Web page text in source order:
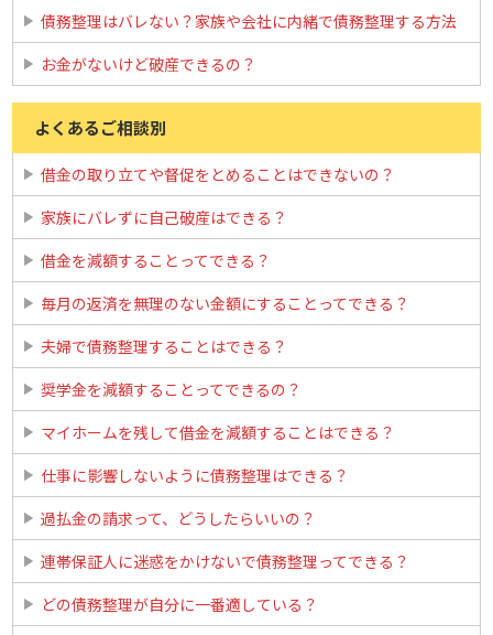
債務整理はバレない？家族や会社に内緒で債務整理する方法
お金がないけど破産できるの？
よくあるご相談別
借金の取り立てや督促をとめることはできないの？
家族にバレずに自己破産はできる？
借金を減額することってできる？
毎月の返済を無理のない金額にすることってできる？
夫婦で債務整理することはできる？
奨学金を減額することってできるの？
マイホームを残して借金を減額することはできる？
仕事に影響しないように債務整理はできる？
過払金の請求って、どうしたらいいの？
連帯保証人に迷惑をかけないで債務整理ってできる？
どの債務整理が自分に一番適している？